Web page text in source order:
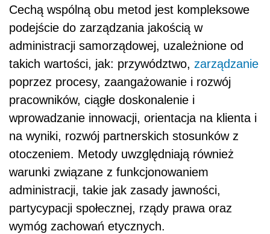
Cechą wspólną obu metod jest kompleksowe
podejście do zarządzania jakością w
administracji samorządowej, uzależnione od
takich wartości, jak: przywództwo, zarządzanie
poprzez procesy, zaangażowanie i rozwój
pracowników, ciągłe doskonalenie i
wprowadzanie innowacji, orientacja na klienta i
na wyniki, rozwój partnerskich stosunków z
otoczeniem. Metody uwzględniają również
warunki związane z funkcjonowaniem
administracji, takie jak zasady jawności,
partycypacji społecznej, rządy prawa oraz
wymóg zachowań etycznych.